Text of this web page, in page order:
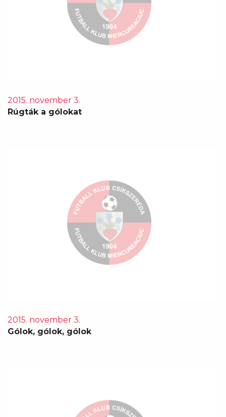
2015. november 3.
Rúgták a gólokat
2015. november 3.
Gólok, gólok, gólok